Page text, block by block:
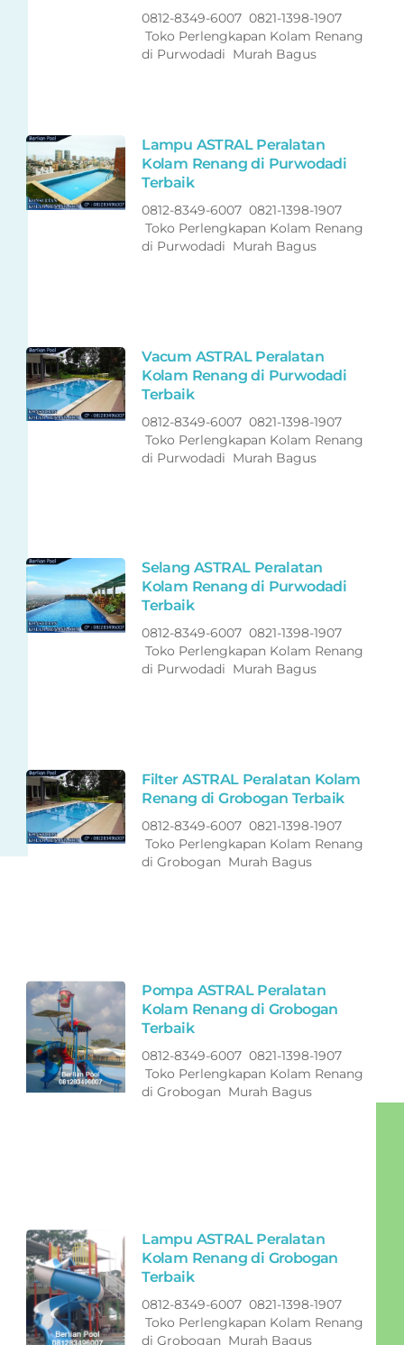
0812-8349-6007 0821-1398-1907
Toko Perlengkapan Kolam Renang
di Purwodadi Murah Bagus
Lampu ASTRAL Peralatan
Kolam Renang di Purwodadi
Terbaik
0812-8349-6007 0821-1398-1907
Toko Perlengkapan Kolam Renang
di Purwodadi Murah Bagus
Vacum ASTRAL Peralatan
Kolam Renang di Purwodadi
Terbaik
0812-8349-6007 0821-1398-1907
Toko Perlengkapan Kolam Renang
di Purwodadi Murah Bagus
Selang ASTRAL Peralatan
Kolam Renang di Purwodadi
Terbaik
0812-8349-6007 0821-1398-1907
Toko Perlengkapan Kolam Renang
di Purwodadi Murah Bagus
Filter ASTRAL Peralatan Kolam
Renang di Grobogan Terbaik
0812-8349-6007 0821-1398-1907
Toko Perlengkapan Kolam Renang
di Grobogan Murah Bagus
Pompa ASTRAL Peralatan
Kolam Renang di Grobogan
Terbaik
0812-8349-6007 0821-1398-1907
Toko Perlengkapan Kolam Renang
di Grobogan Murah Bagus
Lampu ASTRAL Peralatan
Kolam Renang di Grobogan
Terbaik
0812-8349-6007 0821-1398-1907
Toko Perlengkapan Kolam Renang
di Grobogan Murah Bagus